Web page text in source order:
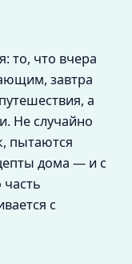
то, что вчера
завтра
а
Не случайно
пытаются
дома — и с
с